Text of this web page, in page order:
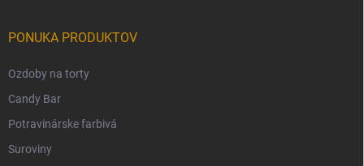
PONUKA PRODUKTOV
Ozdoby na torty
Candy Bar
Potravinárske farbivá
Suroviny